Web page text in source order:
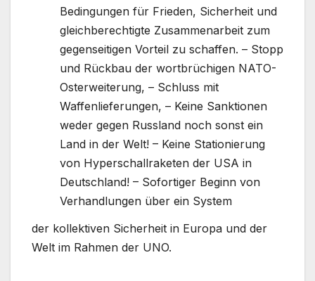
Bedingungen für Frieden, Sicherheit und
gleichberechtigte Zusammenarbeit zum
gegenseitigen Vorteil zu schaffen. – Stopp
und Rückbau der wortbrüchigen NATO-
Osterweiterung, – Schluss mit
Waffenlieferungen, – Keine Sanktionen
weder gegen Russland noch sonst ein
Land in der Welt! – Keine Stationierung
von Hyperschallraketen der USA in
Deutschland! – Sofortiger Beginn von
Verhandlungen über ein System
der kollektiven Sicherheit in Europa und der
Welt im Rahmen der UNO.